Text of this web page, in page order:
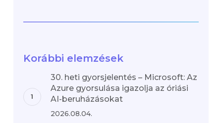
Korábbi elemzések
30. heti gyorsjelentés – Microsoft: Az
Azure gyorsulása igazolja az óriási
AI-beruházásokat
2026.08.04.